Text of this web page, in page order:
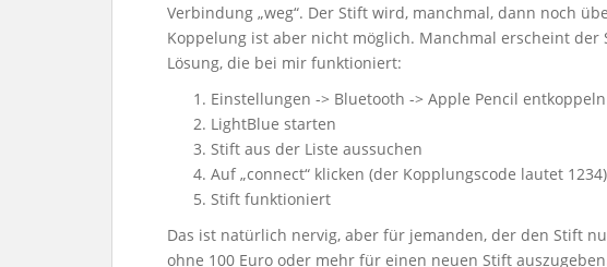
Verbindung „weg“. Der Stift wird, manchmal, dann noch
Koppelung ist aber nicht möglich. Manchmal erscheint
Lösung, die bei mir funktioniert:
Einstellungen -> Bluetooth -> Apple Pencil entkoppeln
LightBlue starten
Stift aus der Liste aussuchen
Auf „connect“ klicken (der Kopplungscode lautet 1234)
Stift funktioniert
Das ist natürlich nervig, aber für jemanden, der den Stift
ohne 100 Euro oder mehr für einen neuen Stift